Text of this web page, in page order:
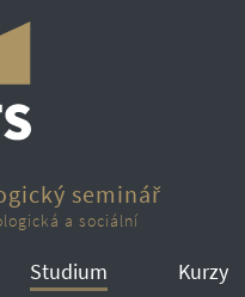
seminář
a sociální
Studium
Kurzy